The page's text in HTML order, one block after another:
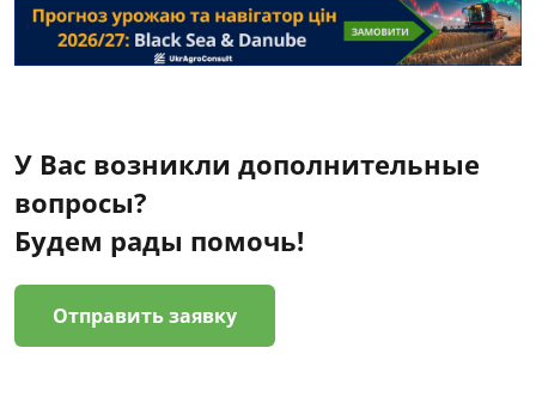
У Вас возникли дополнительные
вопросы?
Будем рады помочь!
Отправить заявку